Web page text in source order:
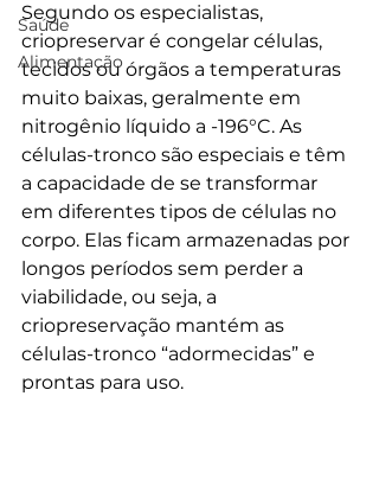
Saúde
Alimentação
Segundo os especialistas,
criopreservar é congelar células,
tecidos ou órgãos a temperaturas
muito baixas, geralmente em
nitrogênio líquido a -196°C. As
células-tronco são especiais e têm
a capacidade de se transformar
em diferentes tipos de células no
corpo. Elas ficam armazenadas por
longos períodos sem perder a
viabilidade, ou seja, a
criopreservação mantém as
células-tronco “adormecidas” e
prontas para uso.